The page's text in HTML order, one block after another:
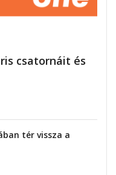
csatornáit és
tér vissza a